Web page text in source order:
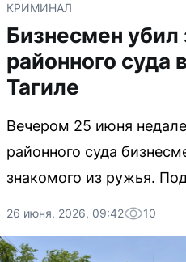
КРИМИНАЛ
Бизнесмен убил
районного суда
Тагиле
Вечером 25 июня
районного суда
знакомого из ружья.
26 июня, 2026, 09:42 10